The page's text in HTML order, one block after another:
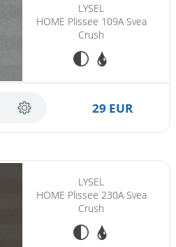
LYSEL
HOME Plissee 109A Svea
Crush
29 EUR
LYSEL
HOME Plissee 230A Svea
Crush